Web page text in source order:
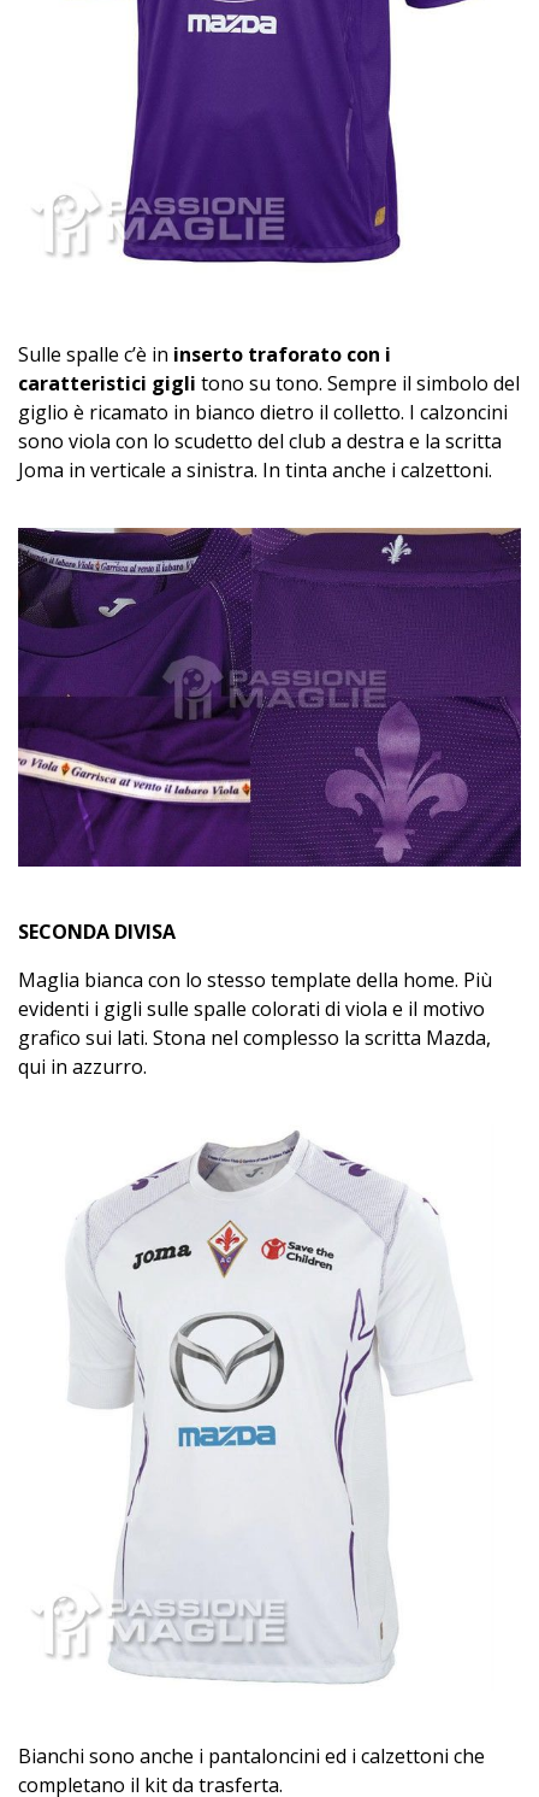
Sulle spalle c’è in inserto traforato con i
caratteristici gigli tono su tono. Sempre il simbolo del
giglio è ricamato in bianco dietro il colletto. I calzoncini
sono viola con lo scudetto del club a destra e la scritta
Joma in verticale a sinistra. In tinta anche i calzettoni.
SECONDA DIVISA
Maglia bianca con lo stesso template della home. Più
evidenti i gigli sulle spalle colorati di viola e il motivo
grafico sui lati. Stona nel complesso la scritta Mazda,
qui in azzurro.
Bianchi sono anche i pantaloncini ed i calzettoni che
completano il kit da trasferta.